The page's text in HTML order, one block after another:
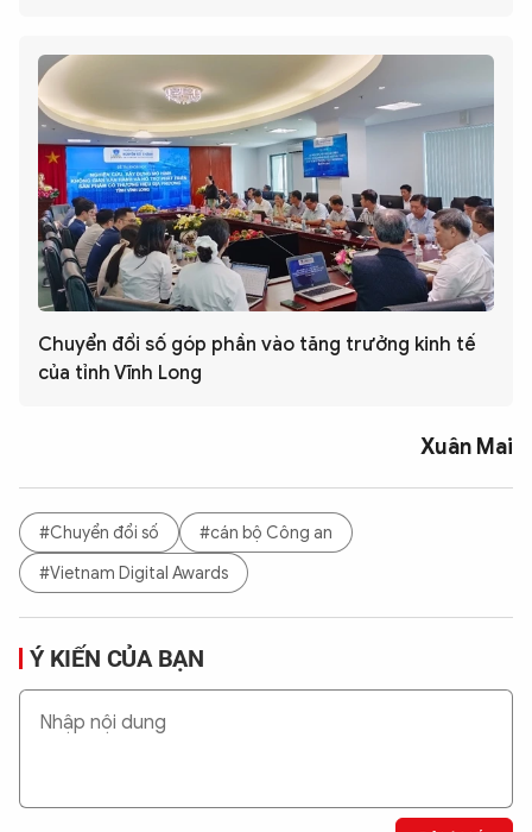
Chuyển đổi số góp phần vào tăng trưởng kinh tế
của tỉnh Vĩnh Long
Xuân Mai
#Chuyển đổi số
#cán bộ Công an
#Vietnam Digital Awards
Ý KIẾN CỦA BẠN